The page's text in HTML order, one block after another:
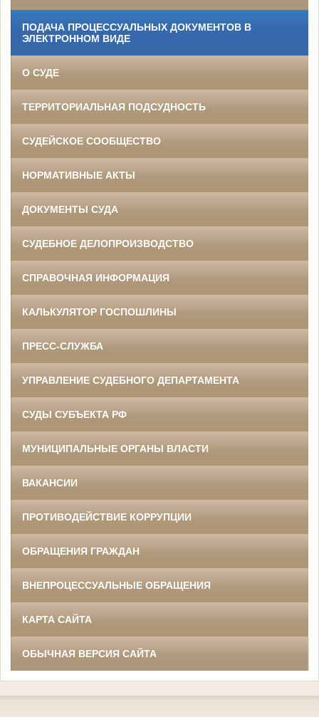
ПОДАЧА ПРОЦЕССУАЛЬНЫХ ДОКУМЕНТОВ В
ЭЛЕКТРОННОМ ВИДЕ
О СУДЕ
ТЕРРИТОРИАЛЬНАЯ ПОДСУДНОСТЬ
СУДЕЙСКОЕ СООБЩЕСТВО
НОРМАТИВНЫЕ АКТЫ
ДОКУМЕНТЫ СУДА
СУДЕБНОЕ ДЕЛОПРОИЗВОДСТВО
СПРАВОЧНАЯ ИНФОРМАЦИЯ
КАЛЬКУЛЯТОР ГОСПОШЛИНЫ
ПРЕСС-СЛУЖБА
УПРАВЛЕНИЕ СУДЕБНОГО ДЕПАРТАМЕНТА
СУДЫ СУБЪЕКТА РФ
МУНИЦИПАЛЬНЫЕ ОРГАНЫ ВЛАСТИ
ВАКАНСИИ
ПРОТИВОДЕЙСТВИЕ КОРРУПЦИИ
ОБРАЩЕНИЯ ГРАЖДАН
ВНЕПРОЦЕССУАЛЬНЫЕ ОБРАЩЕНИЯ
КАРТА САЙТА
ОБЫЧНАЯ ВЕРСИЯ САЙТА